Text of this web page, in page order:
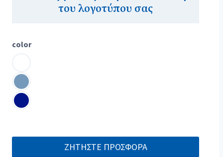
του λογοτύπου σας
color
ΖΗΤΗΣΤΕ ΠΡΟΣΦΟΡΑ